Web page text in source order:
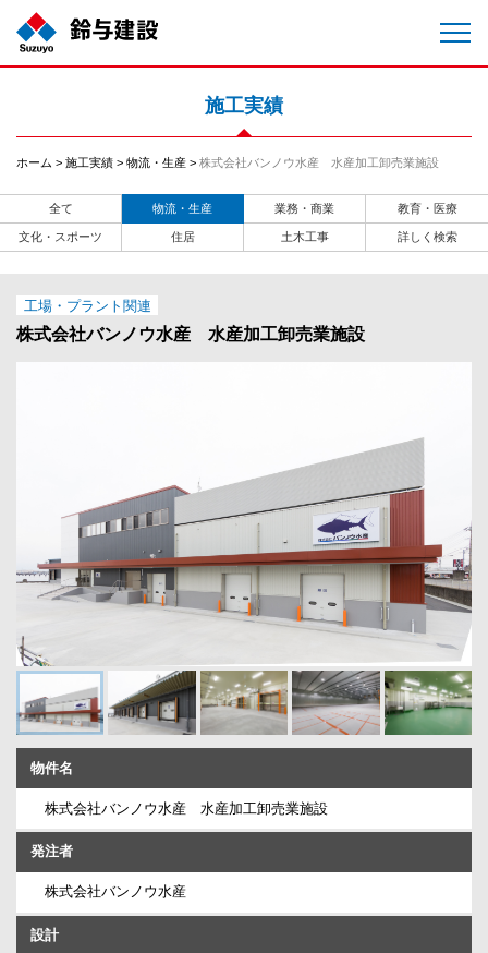
施工実績
ホーム 施工実績 物流・生産 株式会社バンノウ水産 水産加工卸売業施設
全て 物流・生産 業務・商業 教育・医療
文化・スポーツ 住居 土木工事 詳しく検索
工場・プラント関連
株式会社バンノウ水産 水産加工卸売業施設
物件名
株式会社バンノウ水産 水産加工卸売業施設
発注者
株式会社バンノウ水産
設計